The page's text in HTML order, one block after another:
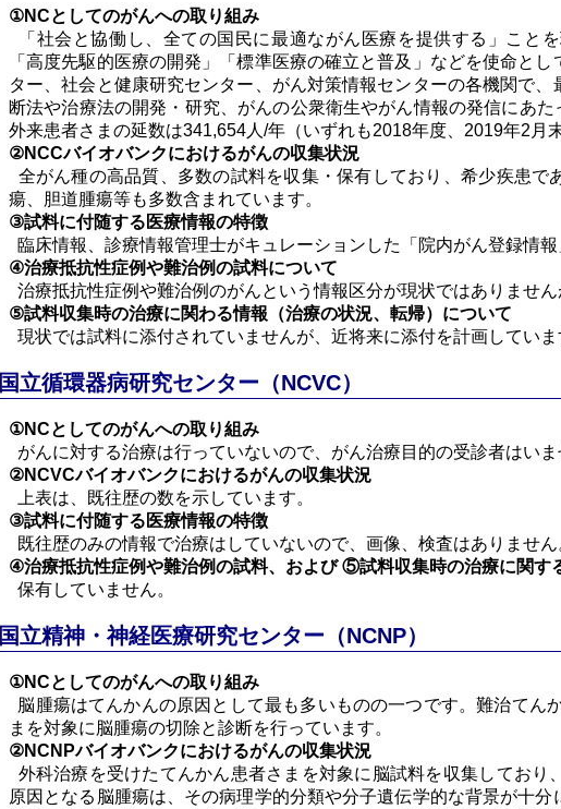
①NCとしてのがんへの取り組み
「社会と協働し、全ての国民に最適ながん医療を提供する」こと
「高度先駆的医療の開発」「標準医療の確立と普及」などを使命と
ター、社会と健康研究センター、がん対策情報センターの各機関で
断法や治療法の開発・研究、がんの公衆衛生やがん情報の発信にあ
外来患者さまの延数は341,654人/年（いずれも2018年度、2019年2月
②NCCバイオバンクにおけるがんの収集状況
全がん種の高品質、多数の試料を収集・保有しており、希少疾患
瘍、胆道腫瘍等も多数含まれています。
③試料に付随する医療情報の特徴
臨床情報、診療情報管理士がキュレーションした「院内がん登録情
④治療抵抗性症例や難治例の試料について
治療抵抗性症例や難治例のがんという情報区分が現状ではありません
⑤試料収集時の治療に関わる情報（治療の状況、転帰）について
現状では試料に添付されていませんが、近将来に添付を計画していま
国立循環器病研究センター（NCVC）
①NCとしてのがんへの取り組み
がんに対する治療は行っていないので、がん治療目的の受診者はいま
②NCVCバイオバンクにおけるがんの収集状況
上表は、既往歴の数を示しています。
③試料に付随する医療情報の特徴
既往歴のみの情報で治療はしていないので、画像、検査はありません
④治療抵抗性症例や難治例の試料、および ⑤試料収集時の治療に関す
保有していません。
国立精神・神経医療研究センター（NCNP）
①NCとしてのがんへの取り組み
脳腫瘍はてんかんの原因として最も多いものの一つです。難治てん
まを対象に脳腫瘍の切除と診断を行っています。
②NCNPバイオバンクにおけるがんの収集状況
外科治療を受けたてんかん患者さまを対象に脳試料を収集してお
原因となる脳腫瘍は、その病理学的分類や分子遺伝学的な背景が十